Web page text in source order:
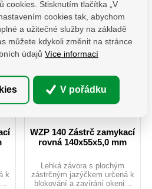
ks BF 853201 34,22 Kč / ks
k
WZP 140 Zástrč zamykací
rovná 140x55x5,0 mm
Lehká závora s plochým
zástrčným jazýčkem určená k
blokování a zavírání okenic,
cookies. Stisknutím tlačítka „V
cookies tak, abychom
a užitečné služby na základě
můžete kdykoli změnit na stránce
údajů Více informací
V pořádku